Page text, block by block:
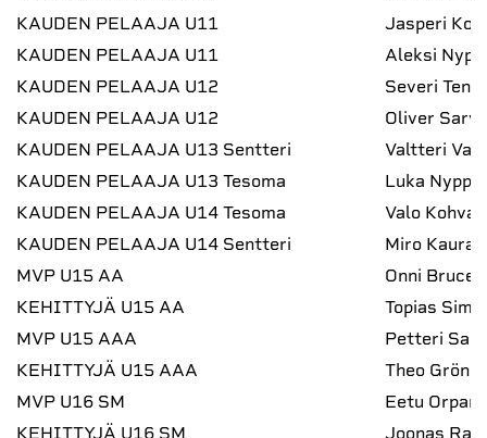
KAUDEN PELAAJA U11
Jasperi
KAUDEN PELAAJA U11
Aleksi
KAUDEN PELAAJA U12
Severi
KAUDEN PELAAJA U12
Oliver
KAUDEN PELAAJA U13 Sentteri
Valtteri
KAUDEN PELAAJA U13 Tesoma
Luka
KAUDEN PELAAJA U14 Tesoma
Valo
KAUDEN PELAAJA U14 Sentteri
Miro
MVP U15 AA
Onni Bruce
KEHITTYJÄ U15 AA
Topias
MVP U15 AAA
Petteri
KEHITTYJÄ U15 AAA
Theo
MVP U16 SM
Eetu Orpana
KEHITTYJÄ U16 SM
Joonas